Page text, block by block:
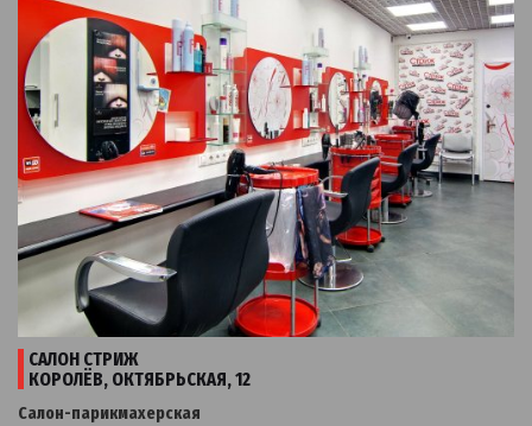
САЛОН СТРИЖ
КОРОЛЁВ, ОКТЯБРЬСКАЯ, 12
Салон-парикмахерская